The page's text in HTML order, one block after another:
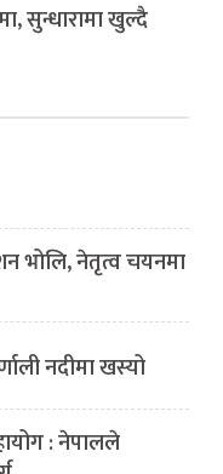
सुन्धारामा खुल्दै
भोलि, नेतृत्व चयनमा
नदीमा खस्यो
: नेपालले